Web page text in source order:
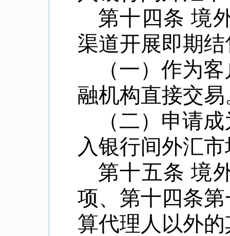
第十四条 境
渠道开展即期
（一）作为
融机构直接交易
（二）申请
入银行间外汇
第十五条 境
项、第十四条
算代理人以外